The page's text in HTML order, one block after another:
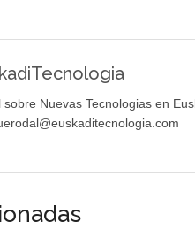
sobre Nuevas Tecnologias en